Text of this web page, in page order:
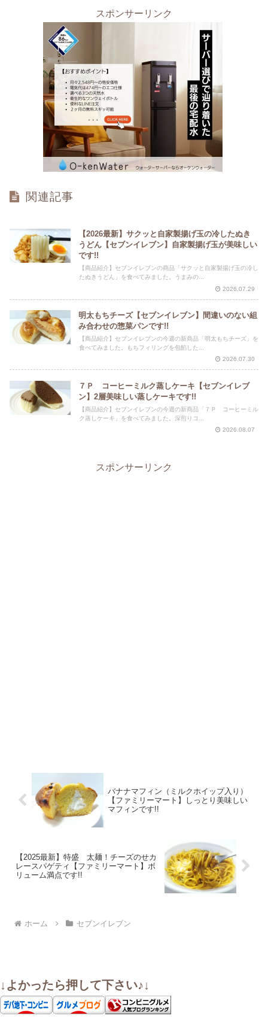
スポンサーリンク
関連記事
【2026最新】サクッと自家製揚げ玉の冷したぬき
うどん【セブンイレブン】自家製揚げ玉が美味しい
です!!
【商品紹介】セブンイレブンの商品「サクッと自家製揚げ玉の冷し
たぬきうどん」を食べてみました。うまみの...
2026.07.29
明太もちチーズ【セブンイレブン】間違いのない組
み合わせの惣菜パンです!!
【商品紹介】セブンイレブンの今週の新商品「明太もちチーズ」を
食べてみました。もちフィリングを包餡した...
2026.07.30
７Ｐ コーヒーミルク蒸しケーキ【セブンイレブ
ン】2層美味しい蒸しケーキです!!
【商品紹介】セブンイレブンの今週の新商品「７Ｐ コーヒーミル
ク蒸しケーキ」を食べてみました。深煎りコ...
2026.08.07
スポンサーリンク
バナナマフィン（ミルクホイップ入り）
【ファミリーマート】しっとり美味しい
マフィンです!!
【2025最新】特盛 太麺！チーズのせカ
レースパゲティ【ファミリーマート】ボ
リューム満点です!!
ホーム セブンイレブン
↓よかったら押して下さい♪↓